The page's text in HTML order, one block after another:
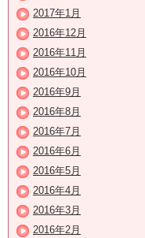
2017年1月
2016年12月
2016年11月
2016年10月
2016年9月
2016年8月
2016年7月
2016年6月
2016年5月
2016年4月
2016年3月
2016年2月